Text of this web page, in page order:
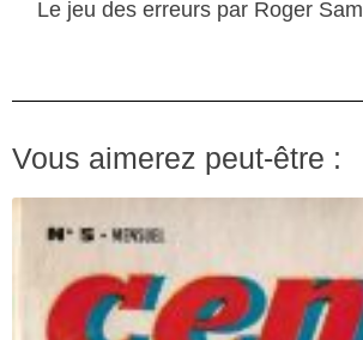
Le jeu des erreurs par Roger Sam
Vous aimerez peut-être :